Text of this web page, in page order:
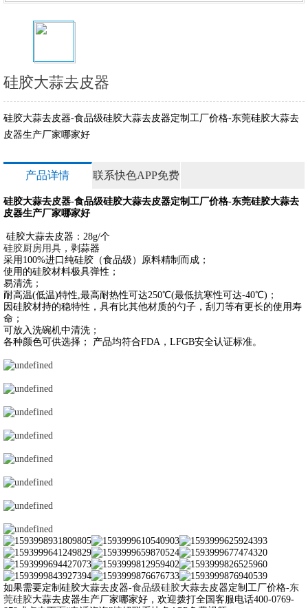
硅胶大蒜去皮器
硅胶大蒜去皮器-食品级硅胶大蒜去皮器定制工厂价格-东莞硅胶大蒜去
皮器生产厂家哪家好
产品详情 联系快色APP免费
视频
硅胶大蒜去皮器-食品级硅胶大蒜去皮器定制工厂价格-东莞硅胶大蒜去
皮器生产厂家哪家好
硅胶大蒜去皮器：28g/个
硅胶厨房用具 ，剥蒜器
采用100%进口纯硅胶（食品级）原料精制而成；
使用的硅胶材料极具弹性；
易清洗；
耐高温(低温)特性,最高耐热性可达250℃(最低抗寒性可达-40℃)；
因硅胶材持的稳特性，具有比其他材质的勺子，刮刀等有更长的使用寿
命；
可放入洗碗机中清洗；
各种颜色可供选择； 产品均符合FDA，LFGB安全认证标准。
如果需要定制硅胶大蒜去皮器-食品级硅胶大蒜去皮器定制工厂价格-东
莞硅胶大蒜去皮器生产厂家哪家好，欢迎拨打全国客服电话400-0769-